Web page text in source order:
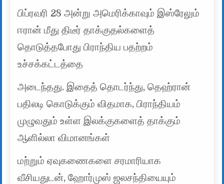
பிப்ரவரி 28 அன்று அமெரிக்காவும் இஸ்ரேலும்
ஈரான் மீது திடீர் தாக்குதல்களைத்
தொடுத்தபோது பிராந்திய பதற்றம்
உச்சக்கட்டத்தை
அடைந்தது. இதைத் தொடர்ந்து, தெஹ்ரான்
பதிலடி கொடுக்கும் விதமாக, பிராந்தியம்
முழுவதும் உள்ள இலக்குகளைத் தாக்கும்
ஆளில்லா விமானங்கள்
மற்றும் ஏவுகணைகளை சரமாரியாக
வீசியதுடன், ஹோர்முஸ் ஜலசந்தியையும்